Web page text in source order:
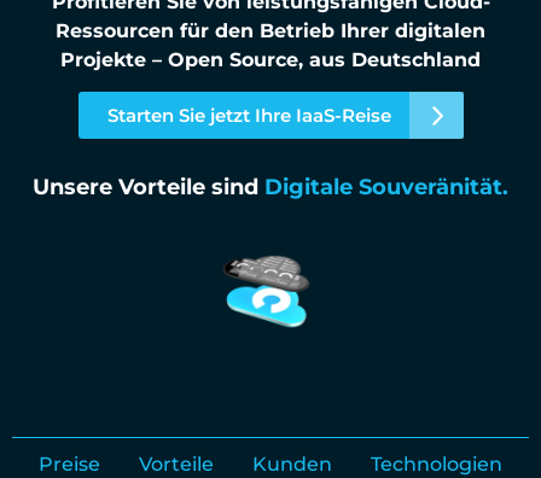
Ressourcen für den Betrieb Ihrer digitalen
Projekte – Open Source, aus Deutschland
Starten Sie jetzt Ihre IaaS-Reise
Unsere Vorteile sind Digitale Souveränität.
Preise Vorteile Kunden Technologien